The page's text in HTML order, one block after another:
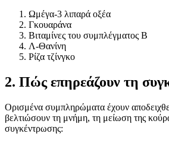
Ωμέγα-3 λιπαρά οξέα
Γκουαράνα
Βιταμίνες του συμπλέγματος Β
Λ-Θανίνη
Ρίζα τζίνγκο
2. Πώς επηρεάζουν τη
Ορισμένα συμπληρώματα έχουν
βελτιώσουν τη μνήμη, τη μείωση της
συγκέντρωσης: